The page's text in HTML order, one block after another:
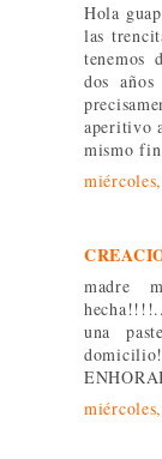
Hola
las
tenemos
dos
aperitivo
mismo fin
madre
una